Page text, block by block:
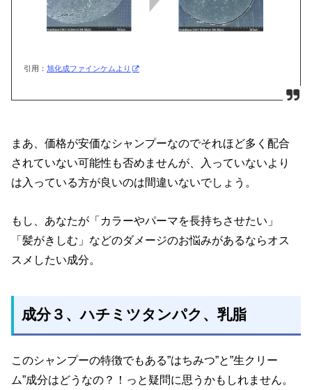
引用：旭化成ファインケムより
まあ、価格が安価なシャンプーなのでそれほど多く配合
されていない可能性も否めませんが、入っていないより
は入っている方が良いのは間違いないでしょう。
もし、あなたが「カラーやパーマを長持ちさせたい」
「髪がきしむ」などのダメージのお悩みがあるならオス
スメしたい成分。
成分３、ハチミツタンパク、乳脂
このシャンプーの特徴でもある”はちみつ”と”生クリー
ム”成分はどうなの？！っと疑問に思うかもしれません。